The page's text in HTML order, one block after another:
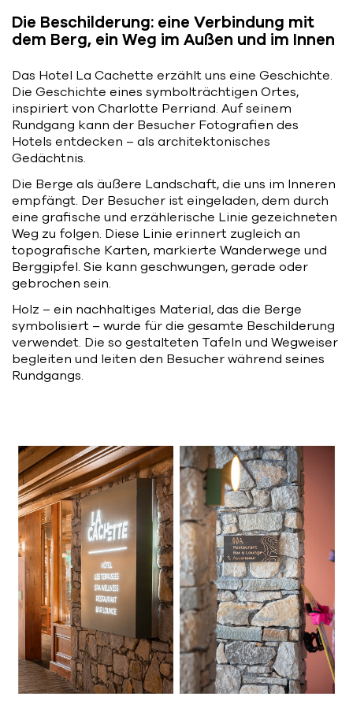
Die Beschilderung: eine Verbindung mit
dem Berg, ein Weg im Außen und im Innen
Das Hotel La Cachette erzählt uns eine Geschichte.
Die Geschichte eines symbolträchtigen Ortes,
inspiriert von Charlotte Perriand. Auf seinem
Rundgang kann der Besucher Fotografien des
Hotels entdecken – als architektonisches
Gedächtnis.
Die Berge als äußere Landschaft, die uns im Inneren
empfängt. Der Besucher ist eingeladen, dem durch
eine grafische und erzählerische Linie gezeichneten
Weg zu folgen. Diese Linie erinnert zugleich an
topografische Karten, markierte Wanderwege und
Berggipfel. Sie kann geschwungen, gerade oder
gebrochen sein.
Holz – ein nachhaltiges Material, das die Berge
symbolisiert – wurde für die gesamte Beschilderung
verwendet. Die so gestalteten Tafeln und Wegweiser
begleiten und leiten den Besucher während seines
Rundgangs.